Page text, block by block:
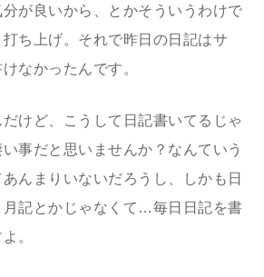
が良いから、とかそういうわけで
ち上げ。それで昨日の日記はサ
なかったんです。
けど、こうして日記書いてるじゃ
事だと思いませんか？なんていう
んまりいないだろうし、しかも日
記とかじゃなくて…毎日日記を書
。